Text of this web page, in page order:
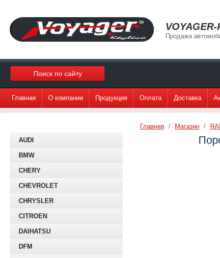
Продажа
Главная О компании Продукция Оплата Доставка
AUDI
BMW
CHERY
CHEVROLET
CHRYSLER
CITROEN
DAIHATSU
DFM
Главная / Магазин /